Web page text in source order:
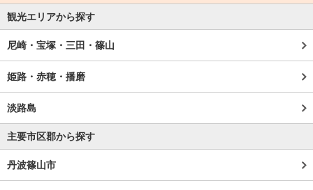
観光エリアから探す
尼崎・宝塚・三田・篠山
姫路・赤穂・播磨
淡路島
主要市区郡から探す
丹波篠山市